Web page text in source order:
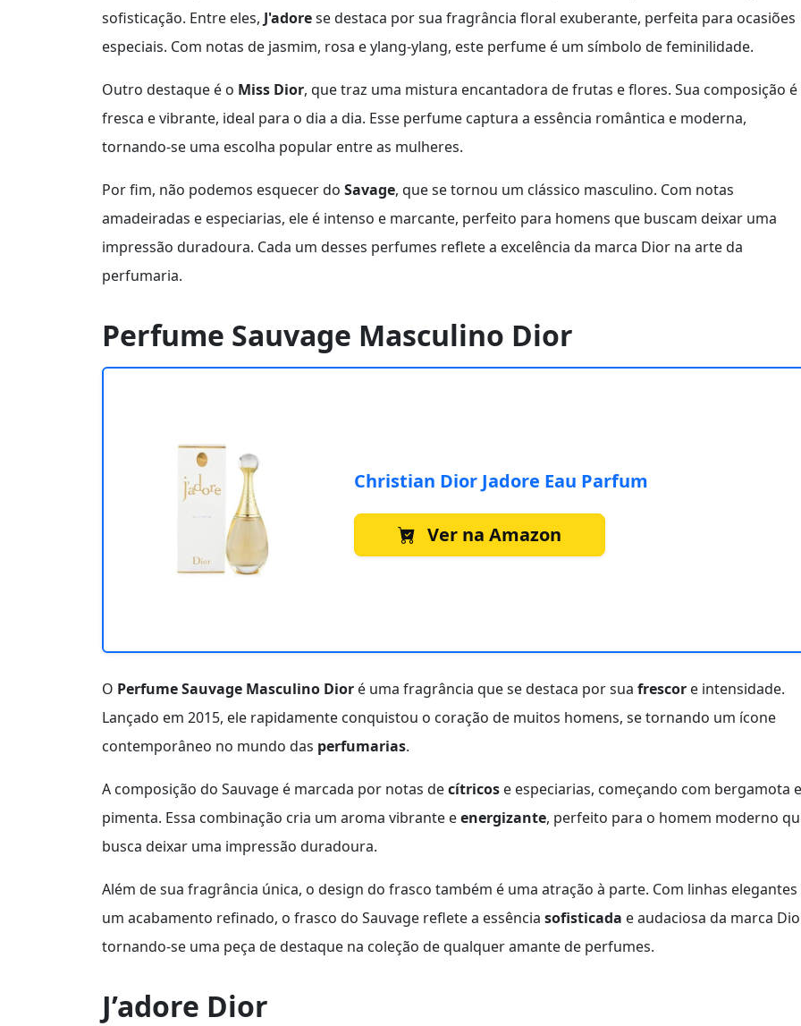
sofisticação. Entre eles, J'adorese destaca por sua fragrância floral exuberante, perfeita para ocasiões
especiais. Com notas de jasmim, rosa e ylang-ylang, este perfume é um símbolo de feminilidade.
Outro destaque é o Miss Dior, que traz uma mistura encantadora de frutas e flores. Sua composição é
fresca e vibrante, ideal para o dia a dia. Esse perfume captura a essência romântica e moderna,
tornando-se uma escolha popular entre as mulheres.
Por fim, não podemos esquecer do Savage, que se tornou um clássico masculino. Com notas
amadeiradas e especiarias, ele é intenso e marcante, perfeito para homens que buscam deixar uma
impressão duradoura. Cada um desses perfumes reflete a excelência da marca Dior na arte da
perfumaria.
Perfume Sauvage Masculino Dior
Christian Dior Jadore Eau Parfum
Ver na Amazon
O Perfume Sauvage Masculino Dior é uma fragrância que se destaca por sua frescor e intensidade.
Lançado em 2015, ele rapidamente conquistou o coração de muitos homens, se tornando um ícone
contemporâneo no mundo das perfumarias.
A composição do Sauvage é marcada por notas decítricos e especiarias, começando com bergamota e
pimenta. Essa combinação cria um aroma vibrante eenergizante, perfeito para o homem moderno
busca deixar uma impressão duradoura.
Além de sua fragrância única, o design do frasco também é uma atração à parte. Com linhas elegantes
um acabamento refinado, o frasco do Sauvage reflete a essência sofisticada e audaciosa da marca
tornando-se uma peça de destaque na coleção de qualquer amante de perfumes.
J’adore Dior